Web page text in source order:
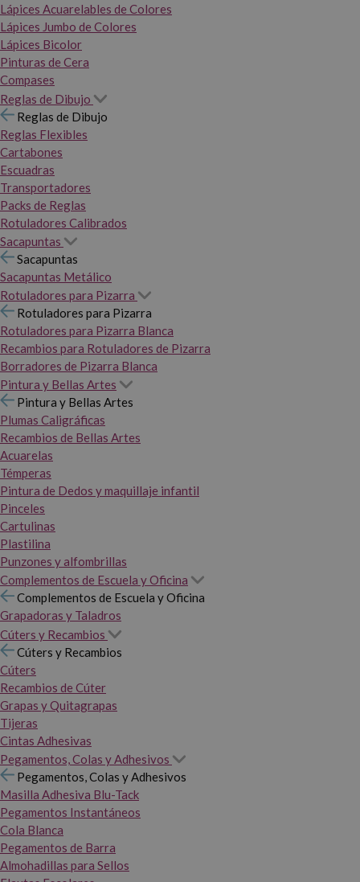
Lápices Acuarelables de Colores
Lápices Jumbo de Colores
Lápices Bicolor
Pinturas de Cera
Compases
Reglas de Dibujo
Reglas de Dibujo
Reglas Flexibles
Cartabones
Escuadras
Transportadores
Packs de Reglas
Rotuladores Calibrados
Sacapuntas
Sacapuntas
Sacapuntas Metálico
Rotuladores para Pizarra
Rotuladores para Pizarra
Rotuladores para Pizarra Blanca
Recambios para Rotuladores de Pizarra
Borradores de Pizarra Blanca
Pintura y Bellas Artes
Pintura y Bellas Artes
Plumas Caligráficas
Recambios de Bellas Artes
Acuarelas
Témperas
Pintura de Dedos y maquillaje infantil
Pinceles
Cartulinas
Plastilina
Punzones y alfombrillas
Complementos de Escuela y Oficina
Complementos de Escuela y Oficina
Grapadoras y Taladros
Cúters y Recambios
Cúters y Recambios
Cúters
Recambios de Cúter
Grapas y Quitagrapas
Tijeras
Cintas Adhesivas
Pegamentos, Colas y Adhesivos
Pegamentos, Colas y Adhesivos
Masilla Adhesiva Blu-Tack
Pegamentos Instantáneos
Cola Blanca
Pegamentos de Barra
Almohadillas para Sellos